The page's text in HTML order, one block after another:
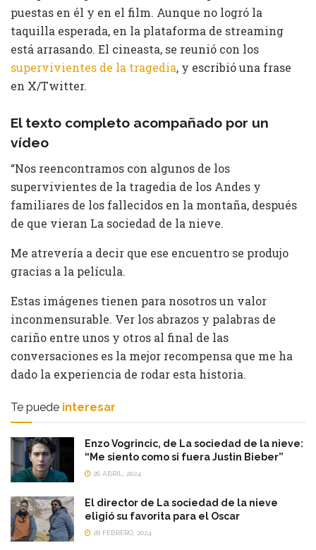
puestas en él y en el film. Aunque no logró la
taquilla esperada, en la plataforma de streaming
está arrasando. El cineasta, se reunió con los
supervivientes de la tragedia, y escribió una frase
en X/Twitter.
El texto completo acompañado por un
vídeo
“Nos reencontramos con algunos de los
supervivientes de la tragedia de los Andes y
familiares de los fallecidos en la montaña, después
de que vieran La sociedad de la nieve.
Me atrevería a decir que ese encuentro se produjo
gracias a la película.
Estas imágenes tienen para nosotros un valor
inconmensurable. Ver los abrazos y palabras de
cariño entre unos y otros al final de las
conversaciones es la mejor recompensa que me ha
dado la experiencia de rodar esta historia.
Te puede interesar
Enzo Vogrincic, de La sociedad de la nieve:
“Me siento como si fuera Justin Bieber”
26 ABRIL, 2024
El director de La sociedad de la nieve
eligió su favorita para el Oscar
28 FEBRERO, 2024